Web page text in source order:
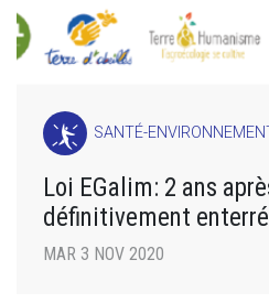
SANTÉ-
Loi EGalim: 2 ans
définitivement
MAR 3 NOV 2020